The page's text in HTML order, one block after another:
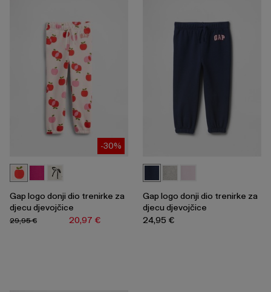
-30%
Gap logo donji dio trenirke za
djecu djevojčice
20,97 €
29,95 €
Gap logo donji dio trenirke za
djecu djevojčice
24,95 €